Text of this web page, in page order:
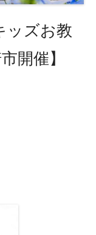
ッズお教
開催】